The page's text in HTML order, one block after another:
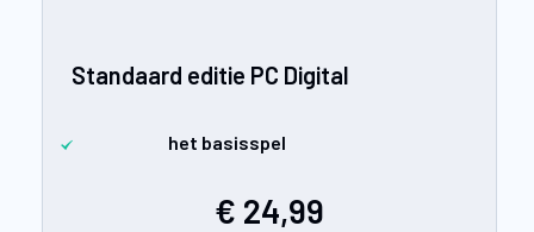
Standaard editie PC Digital
het basisspel
€ 24,99